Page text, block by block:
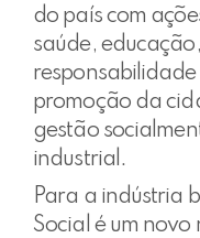
do país com
saúde,
promoção da
gestão
industrial.
Para a indústria
Social é um novo